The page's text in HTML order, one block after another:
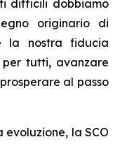
difficili dobbiamo
originario di
la nostra fiducia
tutti, avanzare
al passo
la SCO